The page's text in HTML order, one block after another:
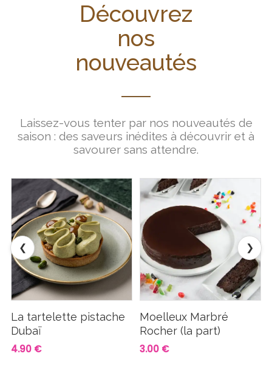
Découvrez
nos
nouveautés
Laissez-vous tenter par nos nouveautés de
saison : des saveurs inédites à découvrir et à
savourer sans attendre.
La tartelette pistache
Dubaï
4.90 €
Moelleux Marbré
Rocher (la part)
3.00 €
❮ ❯